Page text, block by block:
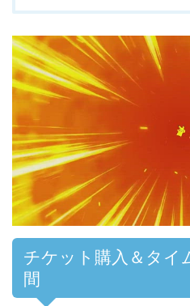
00:00 /01:00
チケット購入＆タイ
間